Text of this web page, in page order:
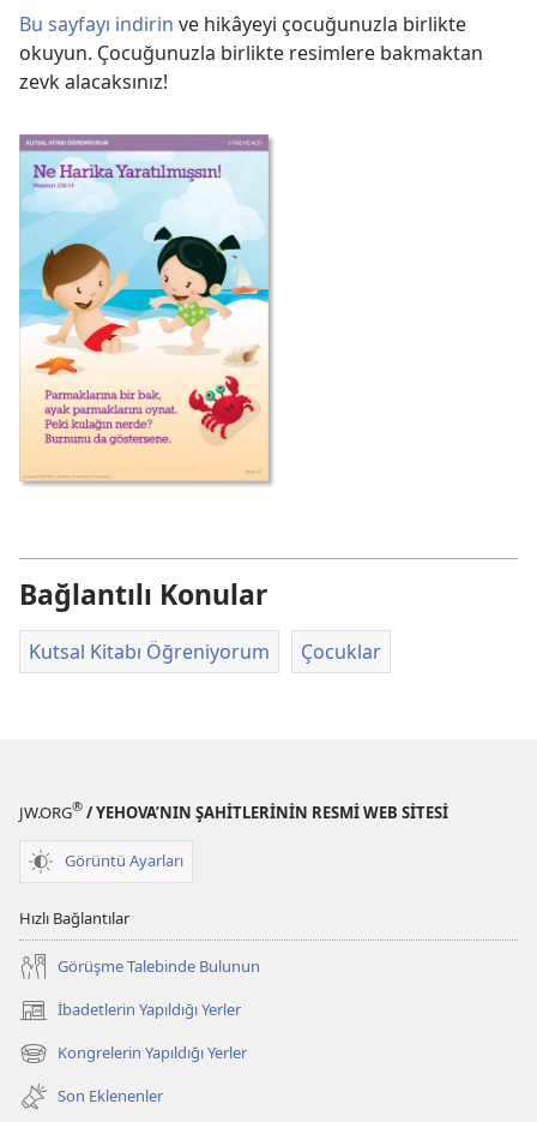
Bu sayfayı indirin ve hikâyeyi çocuğunuzla birlikte
okuyun. Çocuğunuzla birlikte resimlere bakmaktan
zevk alacaksınız!
Bağlantılı Konular
Kutsal Kitabı Öğreniyorum Çocuklar
JW.ORG® / YEHOVA’NIN ŞAHİTLERİNİN RESMİ WEB SİTESİ
Görüntü Ayarları
Hızlı Bağlantılar
Görüşme Talebinde Bulunun
İbadetlerin Yapıldığı Yerler
(yeni
pencere
açar)
Kongrelerin Yapıldığı Yerler
(yeni
pencere
açar)
Son Eklenenler